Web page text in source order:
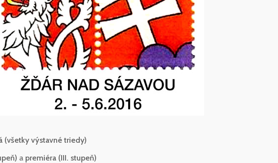
(všetky výstavné triedy)
a premiéra (III. stupeň)